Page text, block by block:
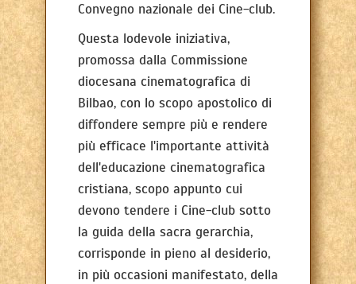
Convegno nazionale dei Cine-club.
Questa lodevole iniziativa,
promossa dalla Commissione
diocesana cinematografica di
Bilbao, con lo scopo apostolico di
diffondere sempre più e rendere
più efficace l'importante attività
dell'educazione cinematografica
cristiana, scopo appunto cui
devono tendere i Cine-club sotto
la guida della sacra gerarchia,
corrisponde in pieno al desiderio,
in più occasioni manifestato, della